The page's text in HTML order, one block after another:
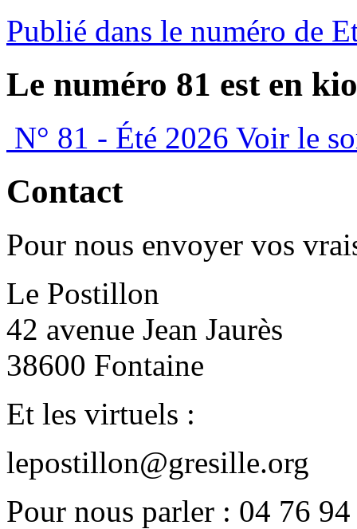
Publié dans le numéro de
Le numéro 81 est en
N° 81 - Été 2026 Voir le
Contact
Pour nous envoyer vos
Le Postillon
42 avenue Jean Jaurès
38600 Fontaine
Et les virtuels :
lepostillon@gresille.org
Pour nous parler : 04 76